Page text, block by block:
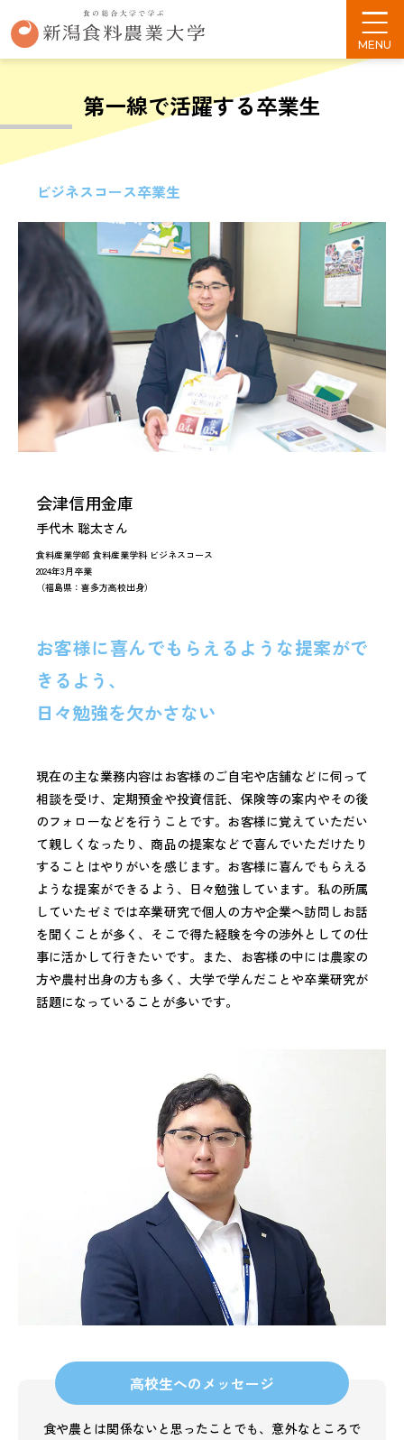
第一線で活躍する卒業生
ビジネスコース卒業生
会津信用金庫
手代木 聡太さん
食料産業学部 食料産業学科 ビジネスコース
2024年3月卒業
（福島県：喜多方高校出身）
お客様に喜んでもらえるような提案がで
きるよう、
日々勉強を欠かさない
現在の主な業務内容はお客様のご自宅や店舗などに伺って
相談を受け、定期預金や投資信託、保険等の案内やその後
のフォローなどを行うことです。お客様に覚えていただい
て親しくなったり、商品の提案などで喜んでいただけたり
することはやりがいを感じます。お客様に喜んでもらえる
ような提案ができるよう、日々勉強しています。私の所属
していたゼミでは卒業研究で個人の方や企業へ訪問しお話
を聞くことが多く、そこで得た経験を今の渉外としての仕
事に活かして行きたいです。また、お客様の中には農家の
方や農村出身の方も多く、大学で学んだことや卒業研究が
話題になっていることが多いです。
高校生へのメッセージ
食や農とは関係ないと思ったことでも、意外なところで